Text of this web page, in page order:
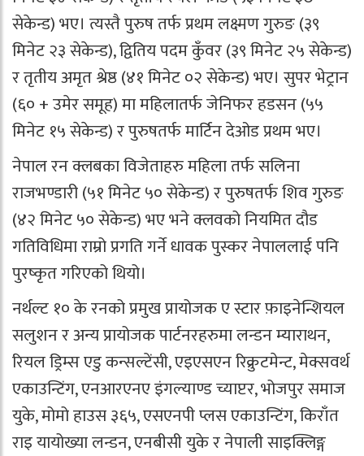
सेकेन्ड) भए। त्यस्तै पुरुष तर्फ प्रथम लक्ष्मण गुरुङ (३९
मिनेट २३ सेकेन्ड), द्वितिय पदम कुँवर (३९ मिनेट २५ सेकेन्ड)
र तृतीय अमृत श्रेष्ठ (४१ मिनेट ०२ सेकेन्ड) भए। सुपर भेट्रान
(६० + उमेर समूह) मा महिलातर्फ जेनिफर हडसन (५५
मिनेट १५ सेकेन्ड) र पुरुषतर्फ मार्टिन देओड प्रथम भए।
नेपाल रन क्लबका विजेताहरु महिला तर्फ सलिना
राजभण्डारी (५१ मिनेट ५० सेकेन्ड) र पुरुषतर्फ शिव गुरुङ
(४२ मिनेट ५० सेकेन्ड) भए भने क्लवको नियमित दौड
गतिविधिमा राम्रो प्रगति गर्ने धावक पुस्कर नेपाललाई पनि
पुरष्कृत गरिएको थियो।
नर्थल्ट १० के रनको प्रमुख प्रायोजक ए स्टार फ़ाइनेन्शियल
सलुशन र अन्य प्रायोजक पार्टनरहरुमा लन्डन म्याराथन,
रियल ड्रिम्स एडु कन्सल्टेंसी, एइएसएन रिक्रुटमेन्ट, मेक्सवर्थ
एकाउन्टिंग, एनआरएनए इंगल्याण्ड च्याप्टर, भोजपुर समाज
युके, मोमो हाउस ३६५, एसएनपी प्लस एकाउन्टिंग, किराँत
राइ यायोख्या लन्डन, एनबीसी युके र नेपाली साइक्लिङ्ग